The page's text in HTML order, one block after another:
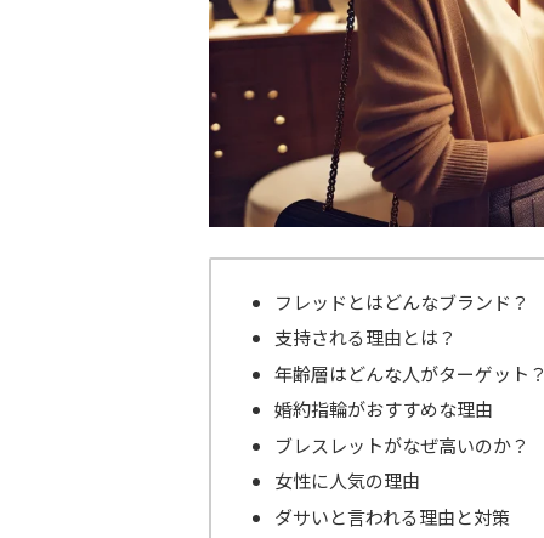
フレッドとはどんなブランド？
支持される理由とは？
年齢層はどんな人がターゲット
婚約指輪がおすすめな理由
ブレスレットがなぜ高いのか？
女性に人気の理由
ダサいと言われる理由と対策